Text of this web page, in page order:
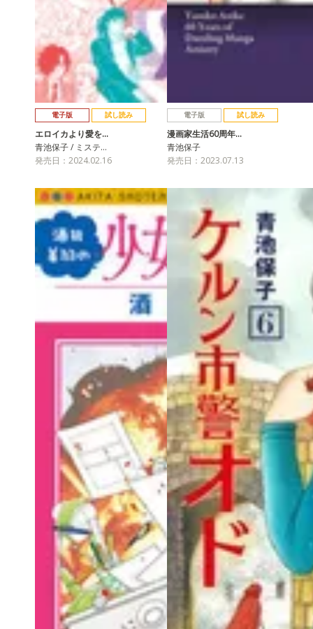
電子版 試し読み
エロイカより愛を…
青池保子 / ミステ…
発売日：2024.02.16
電子版 試し読み
漫画家生活60周年…
青池保子
発売日：2023.07.13